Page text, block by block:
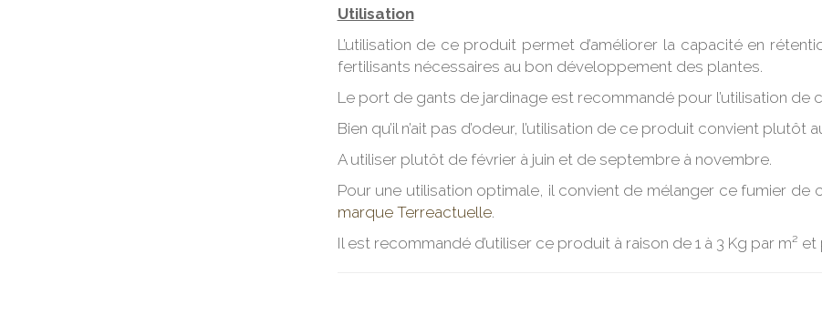
Utilisation
L’utilisation de ce produit permet d’améliorer la capacité en
fertilisants nécessaires au bon développement des plantes.
Le port de gants de jardinage est recommandé pour l’utilisation de
Bien qu’il n’ait pas d’odeur, l’utilisation de ce produit convient plutôt
A utiliser plutôt de février à juin et de septembre à novembre.
Pour une utilisation optimale, il convient de mélanger ce fumier de
marque Terreactuelle.
Il est recommandé d’utiliser ce produit à raison de 1 à 3 Kg par m² et